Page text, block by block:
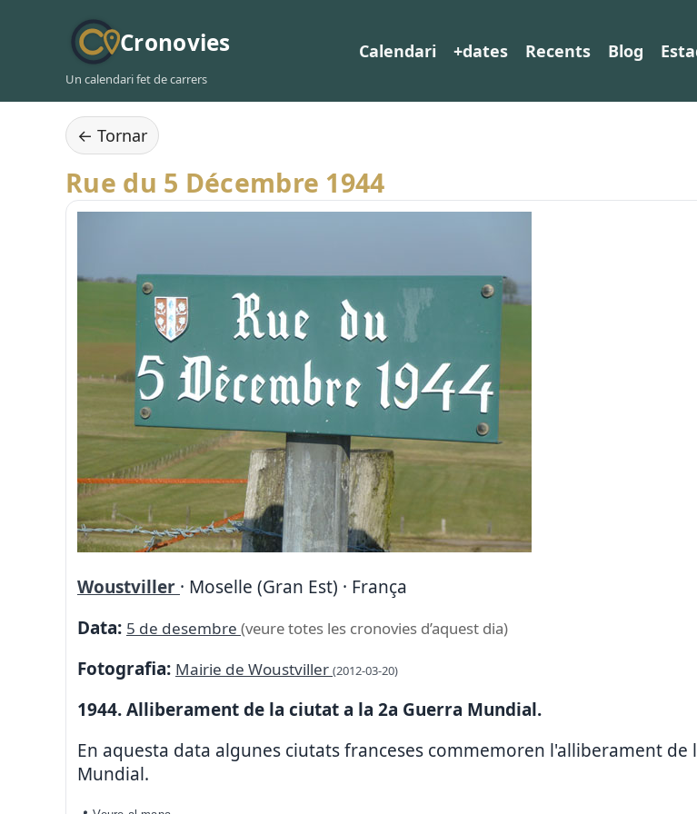
Cronovies
Un calendari fet de carrers
Calendari +dates Recents Blog
← Tornar
Rue du 5 Décembre 1944
Woustviller · Moselle (Gran Est) · França
Data: 5 de desembre (veure totes les cronovies d’aquest dia)
Fotografia: Mairie de Woustviller (2012-03-20)
1944. Alliberament de la ciutat a la 2a Guerra Mundial.
En aquesta data algunes ciutats franceses commemoren l'alliberament
Mundial.